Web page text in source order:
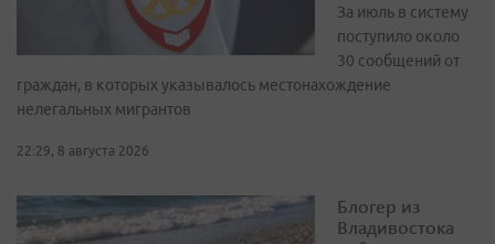
За июль в систему
поступило около
30 сообщений от
граждан, в которых указывалось местонахождение
нелегальных мигрантов
22:29, 8 августа 2026
Блогер из
Владивостока